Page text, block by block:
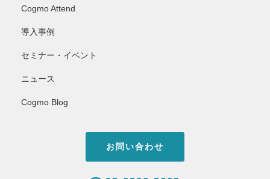
Cogmo Attend
導入事例
セミナー・イベント
ニュース
Cogmo Blog
お問い合わせ